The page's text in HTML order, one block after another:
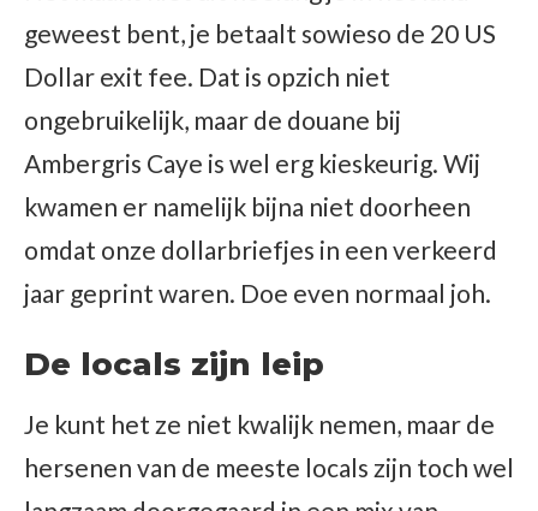
geweest bent, je betaalt sowieso de 20 US
Dollar exit fee. Dat is opzich niet
ongebruikelijk, maar de douane bij
Ambergris Caye is wel erg kieskeurig. Wij
kwamen er namelijk bijna niet doorheen
omdat onze dollarbriefjes in een verkeerd
jaar geprint waren. Doe even normaal joh.
De locals zijn leip
Je kunt het ze niet kwalijk nemen, maar de
hersenen van de meeste locals zijn toch wel